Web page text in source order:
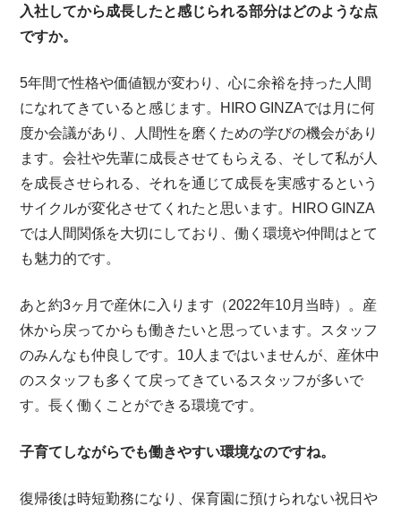
入社してから成長したと感じられる部分はどのような点
ですか。
5年間で性格や価値観が変わり、心に余裕を持った人間
になれてきていると感じます。HIRO GINZAでは月に何
度か会議があり、人間性を磨くための学びの機会があり
ます。会社や先輩に成長させてもらえる、そして私が人
を成長させられる、それを通じて成長を実感するという
サイクルが変化させてくれたと思います。HIRO GINZA
では人間関係を大切にしており、働く環境や仲間はとて
も魅力的です。
あと約3ヶ月で産休に入ります（2022年10月当時）。産
休から戻ってからも働きたいと思っています。スタッフ
のみんなも仲良しです。10人まではいませんが、産休中
のスタッフも多くて戻ってきているスタッフが多いで
す。長く働くことができる環境です。
子育てしながらでも働きやすい環境なのですね。
復帰後は時短勤務になり、保育園に預けられない祝日や